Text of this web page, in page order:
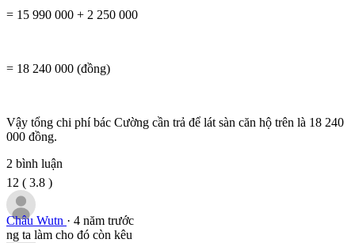
= 15 990 000 + 2 250 000
= 18 240 000 (đồng)
Vậy tổng chi phí bác Cường cần trả để lát sàn căn hộ trên là 18 240
000 đồng.
2 bình luận
12 ( 3.8 )
Châu Wutn · 4 năm trước
ng ta làm cho đó còn kêu